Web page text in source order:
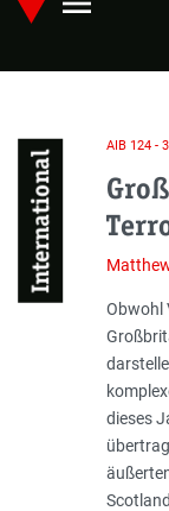
Skip
main
International
AIB 124 -
Obwohl
dieses